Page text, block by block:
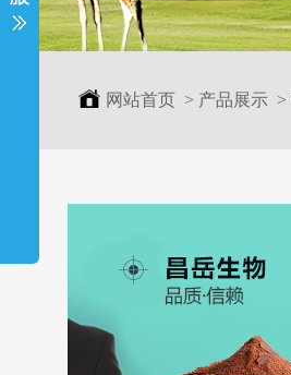
网站首页 > 产品展示 >